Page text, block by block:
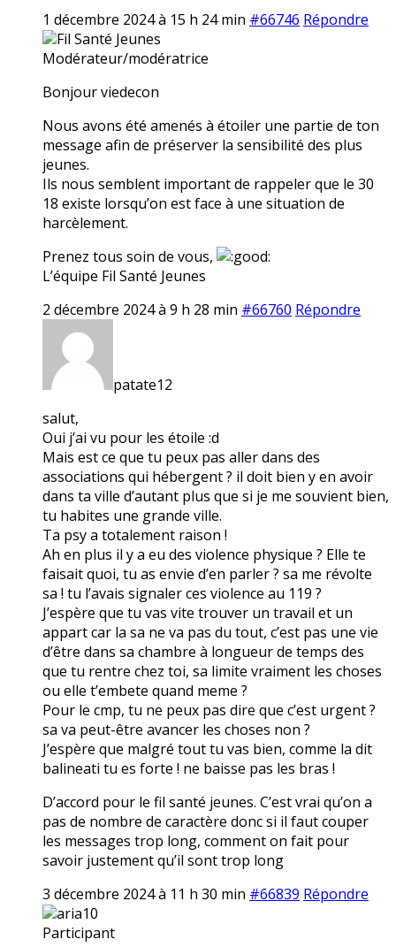
1 décembre 2024 à 15 h 24 min #66746 Répondre
Fil Santé Jeunes
Modérateur/modératrice
Bonjour viedecon
Nous avons été amenés à étoiler une partie de ton
message afin de préserver la sensibilité des plus
jeunes.
Ils nous semblent important de rappeler que le 30
18 existe lorsqu’on est face à une situation de
harcèlement.
Prenez tous soin de vous,
L’équipe Fil Santé Jeunes
2 décembre 2024 à 9 h 28 min #66760 Répondre
patate12
salut,
Oui j’ai vu pour les étoile :d
Mais est ce que tu peux pas aller dans des
associations qui hébergent ? il doit bien y en avoir
dans ta ville d’autant plus que si je me souvient bien,
tu habites une grande ville.
Ta psy a totalement raison !
Ah en plus il y a eu des violence physique ? Elle te
faisait quoi, tu as envie d’en parler ? sa me révolte
sa ! tu l’avais signaler ces violence au 119 ?
J’espère que tu vas vite trouver un travail et un
appart car la sa ne va pas du tout, c’est pas une vie
d’être dans sa chambre à longueur de temps des
que tu rentre chez toi, sa limite vraiment les choses
ou elle t’embete quand meme ?
Pour le cmp, tu ne peux pas dire que c’est urgent ?
sa va peut-être avancer les choses non ?
J’espère que malgré tout tu vas bien, comme la dit
balineati tu es forte ! ne baisse pas les bras !
D’accord pour le fil santé jeunes. C’est vrai qu’on a
pas de nombre de caractère donc si il faut couper
les messages trop long, comment on fait pour
savoir justement qu’il sont trop long
3 décembre 2024 à 11 h 30 min #66839 Répondre
aria10
Participant